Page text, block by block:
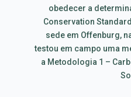
obedecer a
Conservation
sede em Offenburg,
testou em campo uma
a Metodologia 1 –